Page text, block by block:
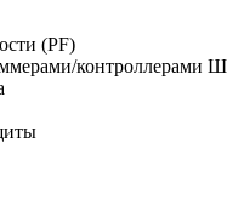
(PF)
контроллерами